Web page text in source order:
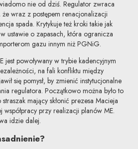
nie od dziś. Regulator zwraca
wraz z postępem renacjonalizacji
spada. Krytykuje też kroki takie jak
ustawie o zapasach, która ogranicza
gazu innym niż PGNiG.
jest powoływany w trybie kadencyjnym
na fali konfliktu między
się pomysł, by zmienić instytucjonalne
regulatora. Początkowo można było to
mający skłonić prezesa Macieja
współpracy przy realizacji planów ME.
idzie dalej.